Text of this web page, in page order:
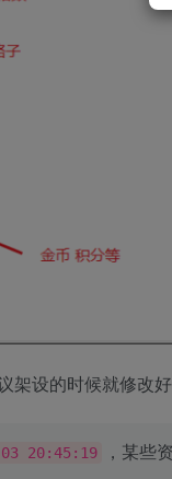
设的时候就修改好
20:45:19 ，某些